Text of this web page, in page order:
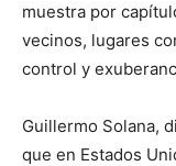
muestra por
vecinos, lugares
control y
Guillermo Solana,
que en Estados